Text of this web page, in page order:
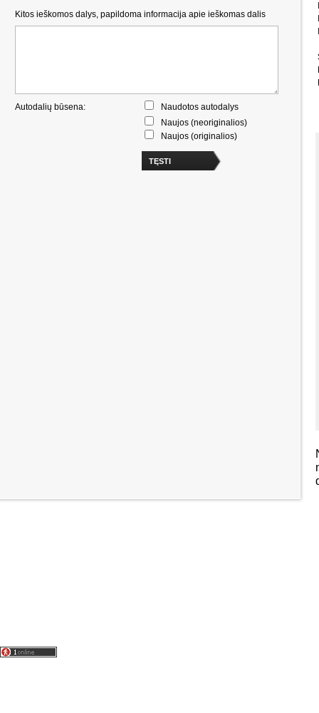
Kitos ieškomos dalys, papildoma informacija apie ieškomas dalis
Autodalių būsena:
Naudotos autodalys
Naujos (neoriginalios)
Naujos (originalios)
TĘSTI